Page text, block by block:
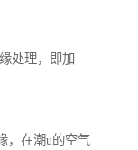
处理，即加
，在潮u的空气